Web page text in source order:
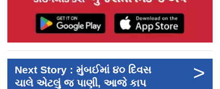
Next Story : મુંબઈમાં ૪૦ દિવસ
ચાલે એટલું જ પાણી, આજે કાપ
>